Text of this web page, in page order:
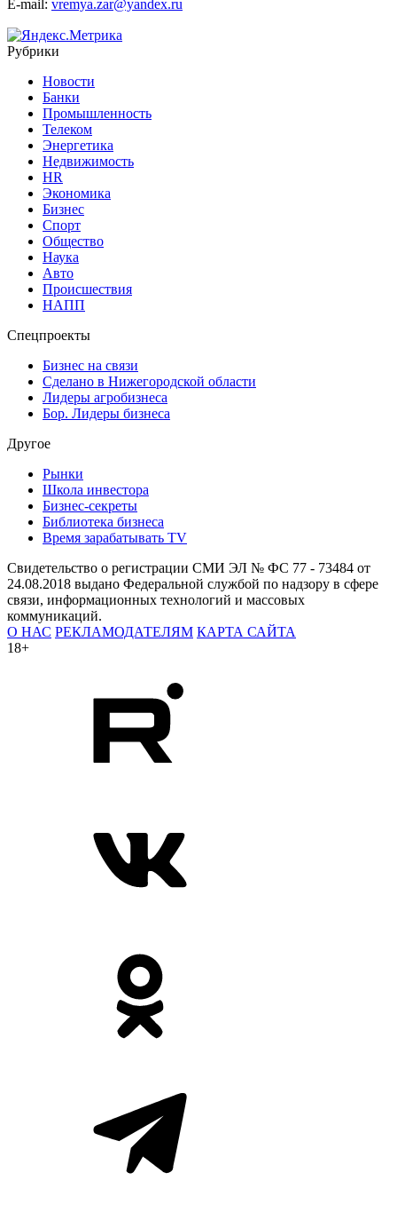
E-mail: vremya.zar@yandex.ru
Рубрики
Новости
Банки
Промышленность
Телеком
Энергетика
Недвижимость
HR
Экономика
Бизнес
Спорт
Общество
Наука
Авто
Происшествия
НАПП
Спецпроекты
Бизнес на связи
Сделано в Нижегородской области
Лидеры агробизнеса
Бор. Лидеры бизнеса
Другое
Рынки
Школа инвестора
Бизнес-секреты
Библиотека бизнеса
Время зарабатывать TV
Свидетельство о регистрации СМИ ЭЛ № ФС 77 - 73484 от
24.08.2018 выдано Федеральной службой по надзору в сфере
связи, информационных технологий и массовых
коммуникаций.
О НАС РЕКЛАМОДАТЕЛЯМ КАРТА САЙТА
18+